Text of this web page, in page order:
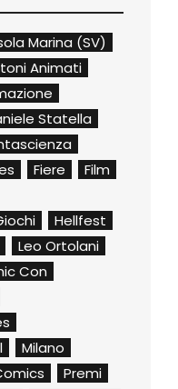
Marina (SV)
Animati
Statella
Fiere
Film
Hellfest
Leo Ortolani
Con
Milano
Premi